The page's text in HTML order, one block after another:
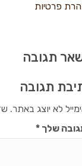
פרטיות
תגובה
תגובה
לא יוצג באתר.
שלך*